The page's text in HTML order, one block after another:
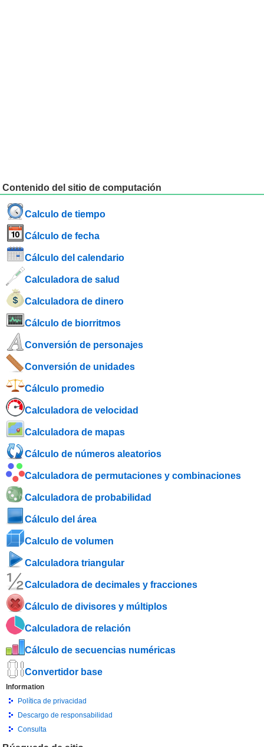
Contenido del sitio de computación
Calculo de tiempo
Cálculo de fecha
Cálculo del calendario
Calculadora de salud
Calculadora de dinero
Cálculo de biorritmos
Conversión de personajes
Conversión de unidades
Cálculo promedio
Calculadora de velocidad
Calculadora de mapas
Cálculo de números aleatorios
Calculadora de permutaciones y combinaciones
Calculadora de probabilidad
Cálculo del área
Calculo de volumen
Calculadora triangular
Calculadora de decimales y fracciones
Cálculo de divisores y múltiplos
Calculadora de relación
Cálculo de secuencias numéricas
Convertidor base
Information
Política de privacidad
Descargo de responsabilidad
Consulta